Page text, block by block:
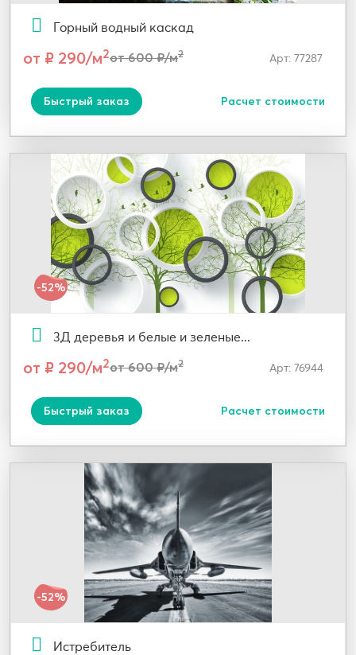
Горный водный каскад
от ₽ 290/м2от 600 ₽/м2 Арт: 77287
Быстрый заказ Расчет стоимости
-52%
3Д деревья и белые и зеленые...
от ₽ 290/м2от 600 ₽/м2 Арт: 76944
Быстрый заказ Расчет стоимости
-52%
Истребитель